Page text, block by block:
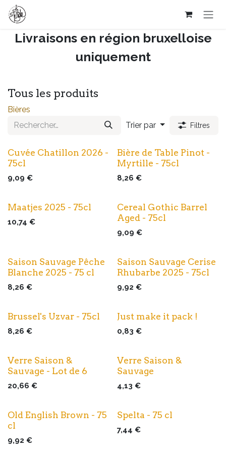
Se rendre au contenu
Livraisons en région bruxelloise
uniquement​
Tous les produits
Bières
Trier par
Filtres
Cuvée Chatillon 2026 -
75cl
9,09 €
Bière de Table Pinot -
Myrtille - 75cl
8,26 €
Maatjes 2025 - 75cl
10,74 €
Cereal Gothic Barrel
Aged - 75cl
9,09 €
Saison Sauvage Pêche
Blanche 2025 - 75 cl
8,26 €
Saison Sauvage Cerise
Rhubarbe 2025 - 75cl
9,92 €
Brussel's Uzvar - 75cl
8,26 €
Just make it pack !
0,83 €
Verre Saison &
Sauvage - Lot de 6
20,66 €
Verre Saison &
Sauvage
4,13 €
Old English Brown - 75
cl
9,92 €
Spelta - 75 cl
7,44 €